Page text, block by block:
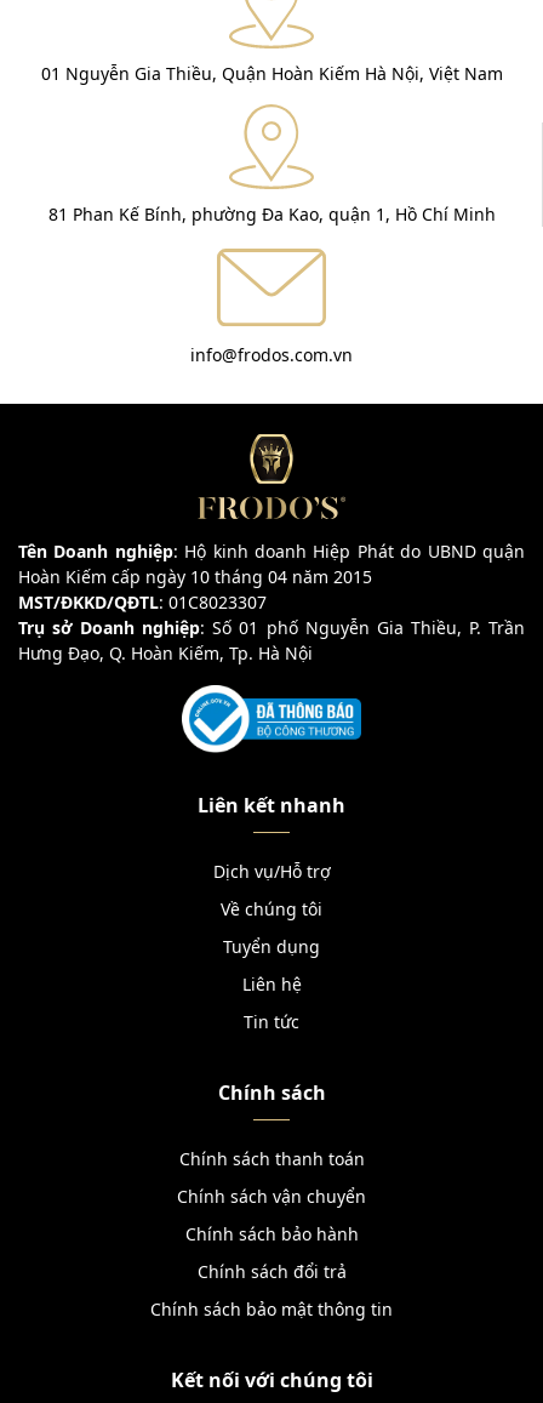
01 Nguyễn Gia Thiều, Quận Hoàn Kiếm Hà Nội, Việt Nam
81 Phan Kế Bính, phường Đa Kao, quận 1, Hồ Chí Minh
info@frodos.com.vn
Tên Doanh nghiệp: Hộ kinh doanh Hiệp Phát do UBND quận
Hoàn Kiếm cấp ngày 10 tháng 04 năm 2015
MST/ĐKKD/QĐTL: 01C8023307
Trụ sở Doanh nghiệp: Số 01 phố Nguyễn Gia Thiều, P. Trần
Hưng Đạo, Q. Hoàn Kiếm, Tp. Hà Nội
Liên kết nhanh
Dịch vụ/Hỗ trợ
Về chúng tôi
Tuyển dụng
Liên hệ
Tin tức
Chính sách
Chính sách thanh toán
Chính sách vận chuyển
Chính sách bảo hành
Chính sách đổi trả
Chính sách bảo mật thông tin
Kết nối với chúng tôi